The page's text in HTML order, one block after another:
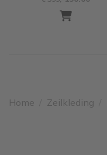
Home Zeilkleding